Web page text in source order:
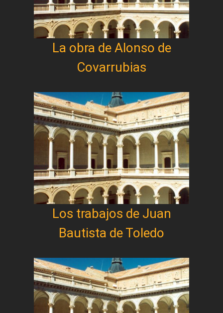
La obra de Alonso de
Covarrubias
Los trabajos de Juan
Bautista de Toledo